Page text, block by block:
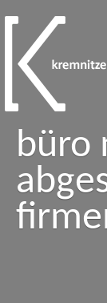
büro